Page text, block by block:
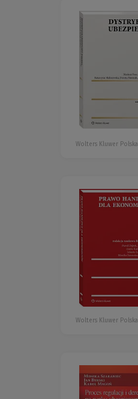
Wolters Kluwer Polska
Wolters Kluwer Polska